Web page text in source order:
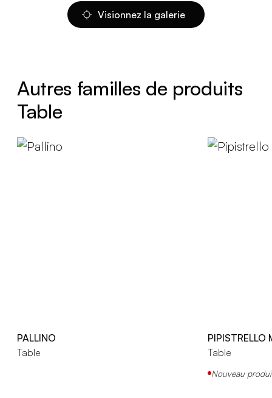
Visionnez la galerie
Autres familles de produits
Table
PALLINO
Table
PIPISTRELLO
Table
Nouveau